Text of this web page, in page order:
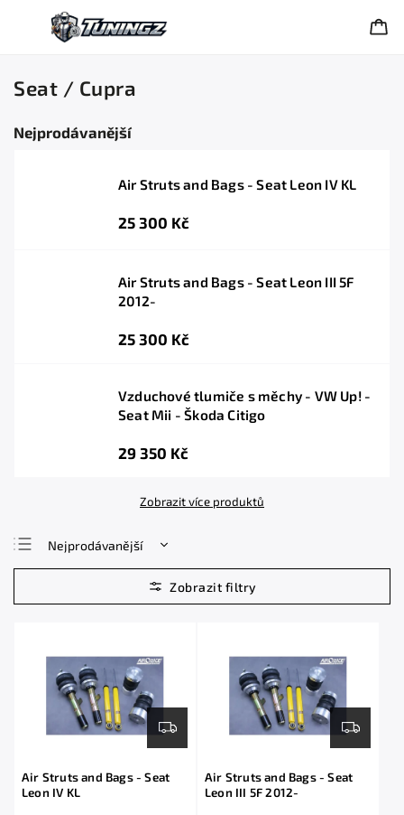
Seat / Cupra
Nejprodávanější
Air Struts and Bags - Seat Leon IV KL
25 300 Kč
Air Struts and Bags - Seat Leon III 5F
2012-
25 300 Kč
Vzduchové tlumiče s měchy - VW Up! -
Seat Mii - Škoda Citigo
29 350 Kč
Zobrazit více produktů
Nejprodávanější
Nejlevnější
Nejdražší
Air Struts and Bags - Seat
Leon IV KL
Air Struts and Bags - Seat
Leon III 5F 2012-